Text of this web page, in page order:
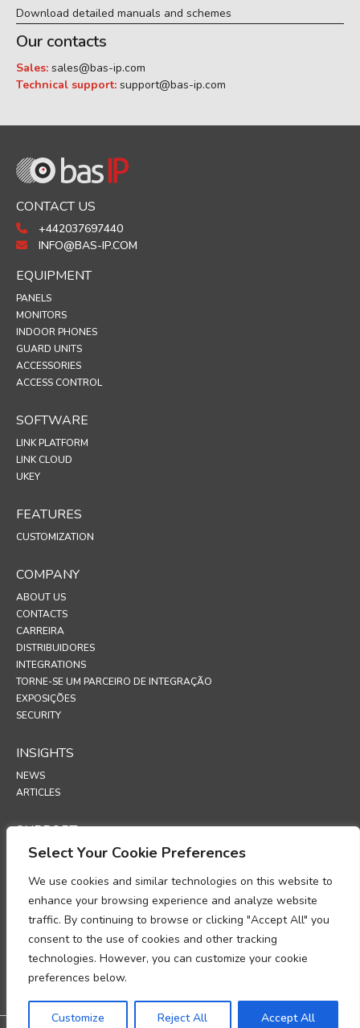
Select Your Cookie Preferences
We use cookies and similar technologies on this website to
enhance your browsing experience and analyze website
traffic. By continuing to browse or clicking "Accept All" you
consent to the use of cookies and other tracking
technologies. However, you can customize your cookie
preferences below.
Customize Reject All Accept All
Download detailed manuals and schemes
Our contacts
Sales: sales@bas-ip.com
Technical support: support@bas-ip.com
CONTACT US
+442037697440
INFO@BAS-IP.COM
EQUIPMENT
PANELS
MONITORS
INDOOR PHONES
GUARD UNITS
ACCESSORIES
ACCESS CONTROL
SOFTWARE
LINK PLATFORM
LINK CLOUD
UKEY
FEATURES
CUSTOMIZATION
COMPANY
ABOUT US
CONTACTS
CARREIRA
DISTRIBUIDORES
INTEGRATIONS
TORNE-SE UM PARCEIRO DE INTEGRAÇÃO
EXPOSIÇÕES
SECURITY
INSIGHTS
NEWS
ARTICLES
SUPPORT
TECHNICAL PORTAL
POLICIES
POLÍTICA DE PRIVACIDADE
POLÍTICA DE COOKIES
MEMORANDO SOBRE A CONFORMIDADE NO TRATAMENTO DE
DADOS PESSOAIS
ADENDA DE PROCESSAMENTO DE DADOS